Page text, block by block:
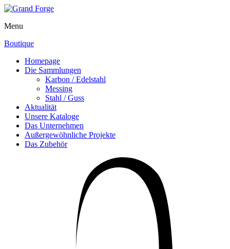
Menu
Boutique
Homepage
Die Sammlungen
Karbon / Edelstahl
Messing
Stahl / Guss
Aktualität
Unsere Kataloge
Das Unternehmen
Außergewöhnliche Projekte
Das Zubehör